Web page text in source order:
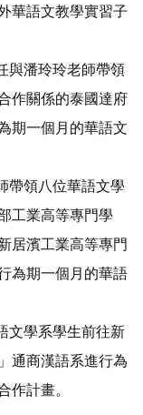
華語文教學實習子
潘玲玲老師帶領
作關係的泰國達府
期一個月的華語文
領八位華語文學
工業高等專門學
居濱工業高等專門
為期一個月的華語
學系學生前往新
通商漢語系進行為
作計畫。